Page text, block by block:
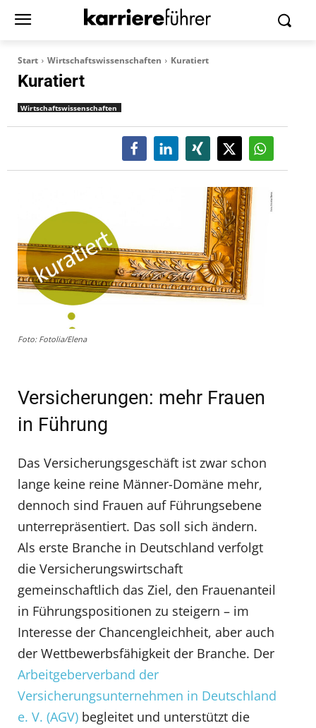
Start Wirtschaftswissenschaften Kuratiert
Kuratiert
Wirtschaftswissenschaften
Foto: Fotolia/Elena
Versicherungen: mehr Frauen
in Führung
Das Versicherungsgeschäft ist zwar schon
lange keine reine Männer-Domäne mehr,
dennoch sind Frauen auf Führungsebene
unterrepräsentiert. Das soll sich ändern.
Als erste Branche in Deutschland verfolgt
die Versicherungswirtschaft
gemeinschaftlich das Ziel, den Frauenanteil
in Führungspositionen zu steigern – im
Interesse der Chancengleichheit, aber auch
der Wettbewerbsfähigkeit der Branche. Der
Arbeitgeberverband der
Versicherungsunternehmen in Deutschland
e. V. (AGV) begleitet und unterstützt die